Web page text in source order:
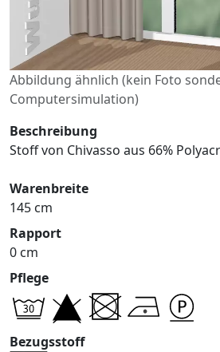
Abbildung ähnlich (kein Foto
Computersimulation)
Beschreibung
Stoff von Chivasso aus 66%
Warenbreite
145 cm
Rapport
0 cm
Pflege
Bezugsstoff